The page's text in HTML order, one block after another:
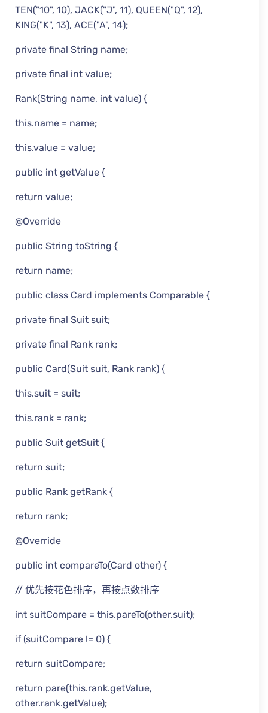
TEN("10", 10), JACK("J", 11), QUEEN("Q", 12),
KING("K", 13), ACE("A", 14);
private final String name;
private final int value;
Rank(String name, int value) {
this.name = name;
this.value = value;
public int getValue {
return value;
@Override
public String toString {
return name;
public class Card implements Comparable {
private final Suit suit;
private final Rank rank;
public Card(Suit suit, Rank rank) {
this.suit = suit;
this.rank = rank;
public Suit getSuit {
return suit;
public Rank getRank {
return rank;
@Override
public int compareTo(Card other) {
// 优先按花色排序，再按点数排序
int suitCompare = this.pareTo(other.suit);
if (suitCompare != 0) {
return suitCompare;
return pare(this.rank.getValue,
other.rank.getValue);